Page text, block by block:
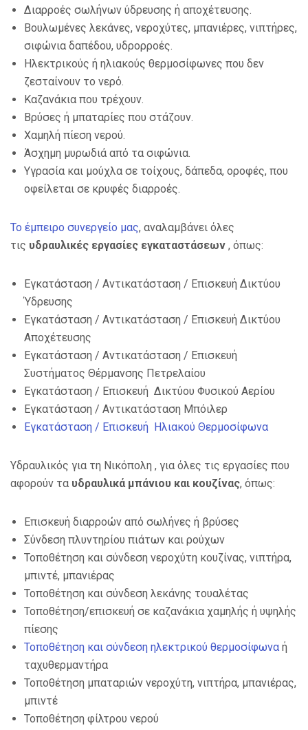
Διαρροές σωλήνων ύδρευσης ή αποχέτευσης.
Βουλωμένες λεκάνες, νεροχύτες, μπανιέρες, νιπτήρες,
σιφώνια δαπέδου, υδρορροές.
Ηλεκτρικούς ή ηλιακούς θερμοσίφωνες που δεν
ζεσταίνουν το νερό.
Καζανάκια που τρέχουν.
Βρύσες ή μπαταρίες που στάζουν.
Χαμηλή πίεση νερού.
Άσχημη μυρωδιά από τα σιφώνια.
Υγρασία και μούχλα σε τοίχους, δάπεδα, οροφές, που
οφείλεται σε κρυφές διαρροές.
Το έμπειρο συνεργείο μας, αναλαμβάνει όλες
τις υδραυλικές εργασίες εγκαταστάσεων , όπως:
Εγκατάσταση / Αντικατάσταση / Επισκευή Δικτύου
Ύδρευσης
Εγκατάσταση / Αντικατάσταση / Επισκευή Δικτύου
Αποχέτευσης
Εγκατάσταση / Αντικατάσταση / Επισκευή
Συστήματος Θέρμανσης Πετρελαίου
Εγκατάσταση / Επισκευή Δικτύου Φυσικού Αερίου
Εγκατάσταση / Αντικατάσταση Μπόιλερ
Εγκατάσταση / Επισκευή Ηλιακού Θερμοσίφωνα
Υδραυλικός για τη Νικόπολη , για όλες τις εργασίες που
αφορούν τα υδραυλικά μπάνιου και κουζίνας, όπως:
Επισκευή διαρροών από σωλήνες ή βρύσες
Σύνδεση πλυντηρίου πιάτων και ρούχων
Τοποθέτηση και σύνδεση νεροχύτη κουζίνας, νιπτήρα,
μπιντέ, μπανιέρας
Τοποθέτηση και σύνδεση λεκάνης τουαλέτας
Τοποθέτηση/επισκευή σε καζανάκια χαμηλής ή υψηλής
πίεσης
Τοποθέτηση και σύνδεση ηλεκτρικού θερμοσίφωνα ή
ταχυθερμαντήρα
Τοποθέτηση μπαταριών νεροχύτη, νιπτήρα, μπανιέρας,
μπιντέ
Τοποθέτηση φίλτρου νερού